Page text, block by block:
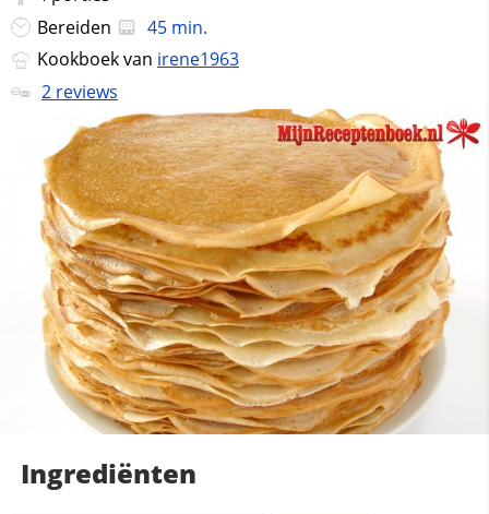
Bereiden
45 min.
Kookboek van irene1963
2 reviews
Ingrediënten